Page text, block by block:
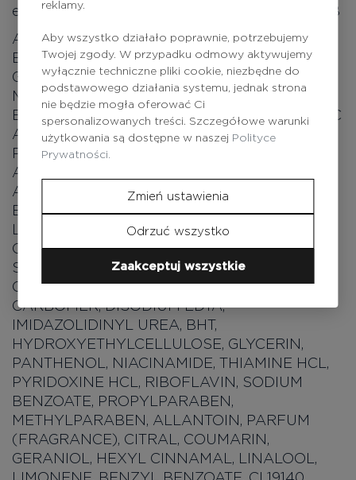
ekstrakt z zielonej herbaty, witaminy z grupy B
AQUA (WATER), CETEARYL
ETHYLHEXANOATE, PROPYLENE GLYCOL,
GLYCERYL STEARASE TE, ETHYLHEXYL
METHOXYCINNAMATE, C12-20 ACID PEG-8
ESTER, ALCOHOL DENAT., TIOXOLONE, CITRIC
ACID, PEG-40 HYDROGENATED CASTOR OIL,
PHENOXYETHANOL, MELALEUCA
ALTERNIFOLIA LEAF (TEA TREE ) OIL,
ARCTIUM MAJUS ROOT EXTRACT,
BENZOPHENONE-3, CAMELLIA SINENSIS
LEAF EXTRACT, FAEX (YEAST) EXTRACT,
CETYL PHOSPHATE, POTASSIUM SORBATE,
SODIUM ACETATE, TRIETHANOLAMINE,
CELLULOSE, ISOPROPYL ALCOHOL,
CARBOMER, DISODIUM EDTA,
IMIDAZOLIDINYL UREA, BHT,
HYDROXYETHYLCELLULOSE, GLYCERIN,
PANTHENOL, NIACINAMIDE, THIAMINE HCL,
PYRIDOXINE HCL, RIBOFLAVIN, SODIUM
BENZOATE, PROPYLPARABEN,
METHYLPARABEN, ALLANTOIN, PARFUM
(FRAGRANCE), CITRAL, COUMARIN,
GERANIOL, HEXYL CINNAMAL, LINALOOL,
reklamy.
Aby wszystko działało poprawnie, potrzebujemy
Twojej zgody. W przypadku odmowy aktywujemy
wyłącznie techniczne pliki cookie, niezbędne do
podstawowego działania systemu, jednak strona
nie będzie mogła oferować Ci
spersonalizowanych treści. Szczegółowe warunki
użytkowania są dostępne w naszej Polityce
Prywatności.
Zmień ustawienia
Odrzuć wszystko
Zaakceptuj wszystkie